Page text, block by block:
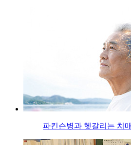
파킨슨병과 헷갈리는 치